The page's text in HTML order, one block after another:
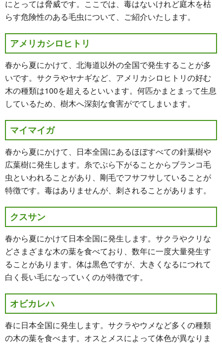
にとっては脅威です。ここでは、毒はないけれど庭木を枯
らす危険性のある毛虫について、ご紹介いたします。
アメリカシロヒトリ
春から夏にかけて、北海道以外の全国で発生することが多
いです。サクラやヤナギなど、アメリカシロヒトリの好む
木の種類は100を超えるといいます。何匹かまとまって生息
しているため、樹木へ深刻な食害がでてしまいます。
マイマイガ
春から夏にかけて、日本全国にあるほぼすべての針葉樹や
広葉樹に発生します。糸でぶら下がることからブランコ毛
虫といわれることがあり、剛毛でフサフサしていることが
特徴です。毒はありませんが、刺されることがあります。
クスサン
春から夏にかけて日本全国に発生します。サクラやクリな
どさまざまな木の葉を食べており、数年に一度大量発生す
ることがあります。体は黒色ですが、大きくなるにつれて
白く長い毛になっていくのが特徴です。
オビカレハ
春に日本全国に発生します。サクラやウメなど多くの種類
の木の葉を食べます。オスとメスによって体色が異なりま